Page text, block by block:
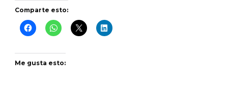
Comparte esto:
Me gusta esto: